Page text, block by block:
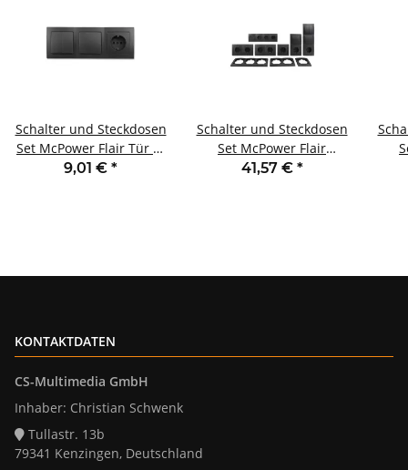
Schalter und Steckdosen
Set McPower Flair Tür 3-
fach 4-teilig anthrazit
9,01 € *
Schalter und Steckdosen
Set McPower Flair
Komfort 23-teilig
41,57 € *
KONTAKTDATEN
CS-Multimedia GmbH
Inhaber: Christian Schwenk
Tullastr. 13b
79341 Kenzingen, Deutschland